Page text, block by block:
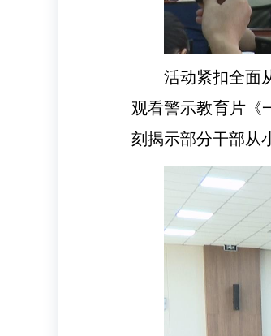
活动紧扣全面
观看警示教育片《
刻揭示部分干部从